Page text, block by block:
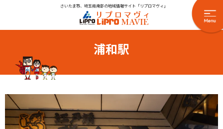
さいたま市、埼玉県南部の地域情報サイト「リプロマヴィ」
浦和駅